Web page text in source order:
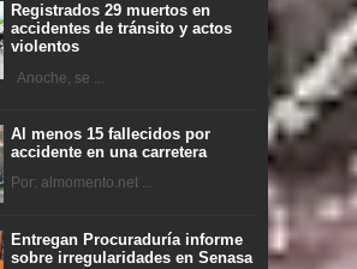
Registrados 29 muertos en
accidentes de tránsito y actos
violentos
Anoche, se ...
Al menos 15 fallecidos por
accidente en una carretera
Por: almomento.net ...
Entregan Procuraduría informe
sobre irregularidades en Senasa